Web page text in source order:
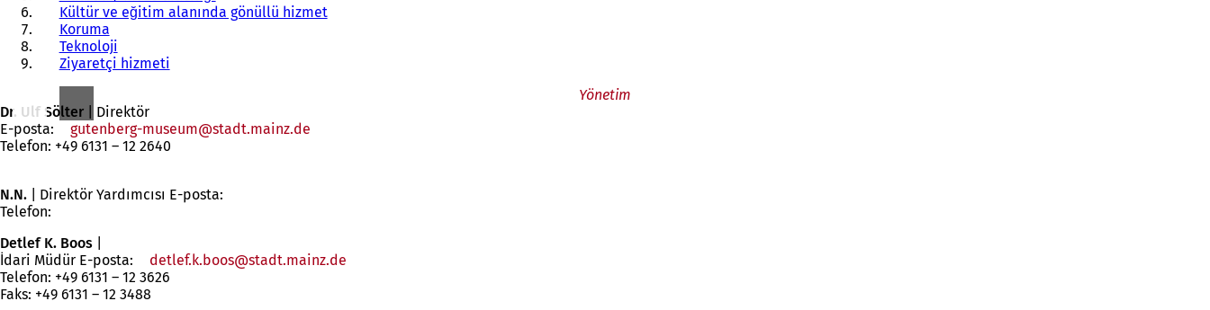
Kültür ve eğitim alanında gönüllü hizmet
Koruma
Teknoloji
Ziyaretçi hizmeti
Yönetim
Dr. Ulf Sölter
Direktör
E-posta:
gutenberg-museum stadt.mainz de
Telefon: +49 6131 – 12 2640
N.N.
| Direktör Yardımcısı E-posta:
Telefon:
Detlef K. Boos
İdari Müdür E-posta:
detlef.k.boos stadt.mainz de
Telefon: +49 6131 – 12 3626
Faks: +49 6131 – 12 3488